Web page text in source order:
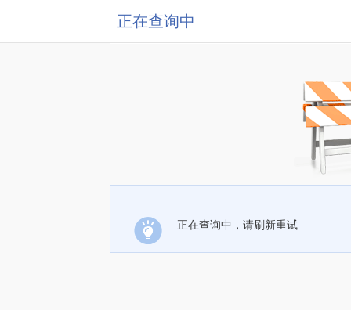
正在查询中
正在查询中，请刷新重试